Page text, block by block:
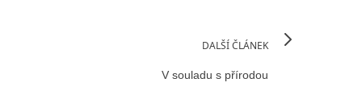
DALŠÍ ČLÁNEK
V souladu s přírodou